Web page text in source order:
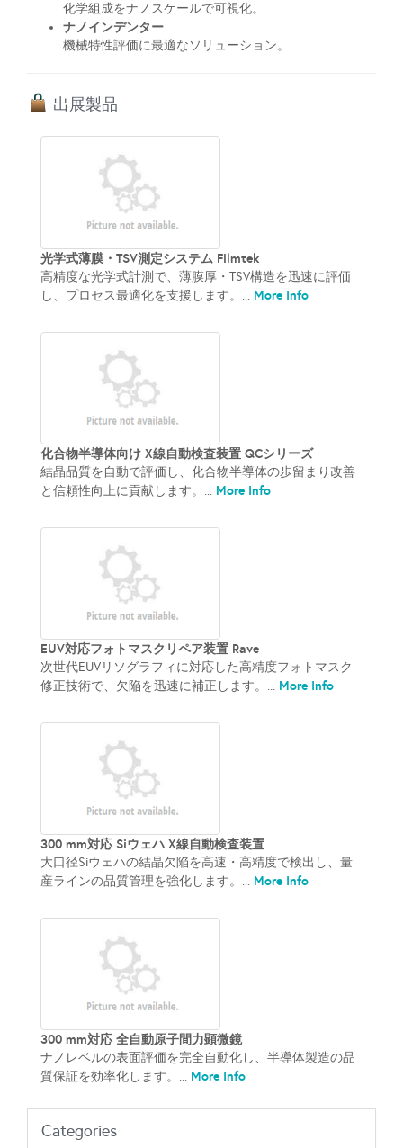
化学組成をナノスケールで可視化。
ナノインデンター
機械特性評価に最適なソリューション。
出展製品
光学式薄膜・TSV測定システム Filmtek
高精度な光学式計測で、薄膜厚・TSV構造を迅速に評価
し、プロセス最適化を支援します。... More Info
化合物半導体向け X線自動検査装置 QCシリーズ
結晶品質を自動で評価し、化合物半導体の歩留まり改善
と信頼性向上に貢献します。... More Info
EUV対応フォトマスクリペア装置 Rave
次世代EUVリソグラフィに対応した高精度フォトマスク
修正技術で、欠陥を迅速に補正します。... More Info
300 mm対応 Siウェハ X線自動検査装置
大口径Siウェハの結晶欠陥を高速・高精度で検出し、量
産ラインの品質管理を強化します。... More Info
300 mm対応 全自動原子間力顕微鏡
ナノレベルの表面評価を完全自動化し、半導体製造の品
質保証を効率化します。... More Info
Categories